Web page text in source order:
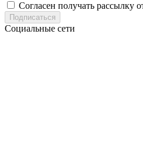
Согласен получать рассылку
Подписаться
Социальные сети